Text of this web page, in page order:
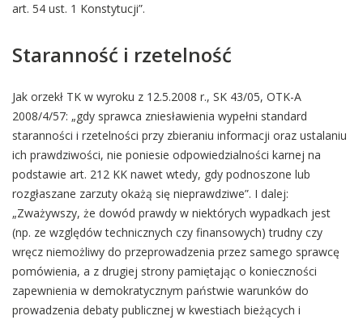
art. 54 ust. 1 Konstytucji”.
Staranność i rzetelność
Jak orzekł TK w wyroku z 12.5.2008 r., SK 43/05, OTK-A
2008/4/57: „gdy sprawca zniesławienia wypełni standard
staranności i rzetelności przy zbieraniu informacji oraz ustalaniu
ich prawdziwości, nie poniesie odpowiedzialności karnej na
podstawie art. 212 KK nawet wtedy, gdy podnoszone lub
rozgłaszane zarzuty okażą się nieprawdziwe”. I dalej:
„Zważywszy, że dowód prawdy w niektórych wypadkach jest
(np. ze względów technicznych czy finansowych) trudny czy
wręcz niemożliwy do przeprowadzenia przez samego sprawcę
pomówienia, a z drugiej strony pamiętając o konieczności
zapewnienia w demokratycznym państwie warunków do
prowadzenia debaty publicznej w kwestiach bieżących i